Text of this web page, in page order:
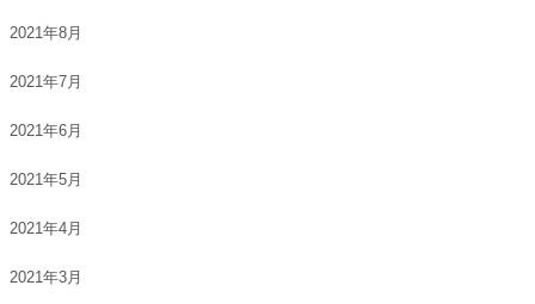
2021年8月
2021年7月
2021年6月
2021年5月
2021年4月
2021年3月